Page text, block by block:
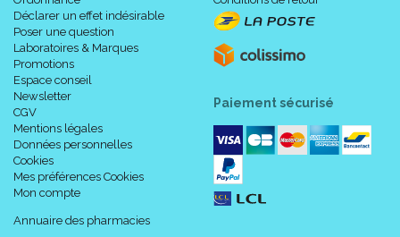
Déclarer un effet indésirable
Poser une question
Laboratoires & Marques
Promotions
Espace conseil
Newsletter
CGV
Mentions légales
Données personnelles
Cookies
Mes préférences Cookies
Mon compte
Annuaire des pharmacies
Paiement sécurisé